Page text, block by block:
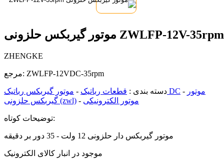
موتور گیربکس حلزونی ZWLFP-12V-35rpm
ZHENGKE
مرجع: ZWLFP-12VDC-35rpm
دسته بندی : قطعات رباتیک - موتور گیربکس رباتیک DC - موتور
گیربکس حلزونی (zwl) - موتور الکترونیکی
توضیحات کوتاه:
موتور گیربکس دار حلزونی 12 ولت - 35 دور بر دقیقه
موجود در انبار کالای الکترونیک